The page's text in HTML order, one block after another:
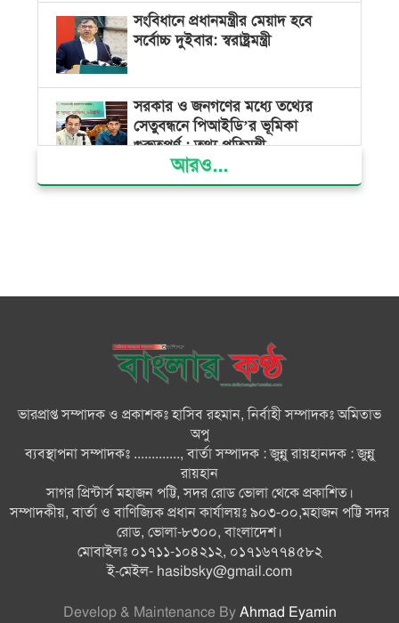
সংবিধানে প্রধানমন্ত্রীর মেয়াদ হবে
সর্বোচ্চ দুইবার: স্বরাষ্ট্রমন্ত্রী
সরকার ও জনগণের মধ্যে তথ্যের
সেতুবন্ধনে পিআইডি’র ভূমিকা
গুরুত্বপূর্ণ : তথ্য প্রতিমন্ত্রী
দেশের বিভিন্ন স্থানে বৃষ্টির সম্ভাবনা,
করলেই কঠোর ব্যবস্থা: আইনমন্ত্রী
জুলাই যোদ্ধাসহ ৩ জনকে রিকশা
উপহার প্রধানমন্ত্রীর
কোনো গাফিলতি হলে কঠোর ব্যবস্থা
নিচ্ছেন প্রধানমন্ত্রী: রিজভী
তারেক রহমানকেও আয়নাঘরে
নির্যাতন করা হয়েছে: চিফ প্রসিকিউটর
আরও...
ভারপ্রাপ্ত সম্পাদক ও প্রকাশকঃ হাসিব রহমান, নির্বাহী সম্পাদকঃ অমিতাভ
অপু
ব্যবস্থাপনা সম্পাদকঃ ............., বার্তা সম্পাদক : জুন্নু রায়হানদক : জুন্নু
রায়হান
সাগর প্রিন্টার্স মহাজন পট্টি, সদর রোড ভোলা থেকে প্রকাশিত।
সম্পাদকীয়, বার্তা ও বাণিজ্যিক প্রধান কার্যালয়ঃ ৯০৩-০০,মহাজন পট্টি সদর
রোড, ভোলা-৮৩০০, বাংলাদেশ।
মোবাইলঃ ০১৭১১-১০৪২১২, ০১৭১৬৭৭৪৫৮২
ই-মেইল- hasibsky@gmail.com
Develop & Maintenance By Ahmad Eyamin